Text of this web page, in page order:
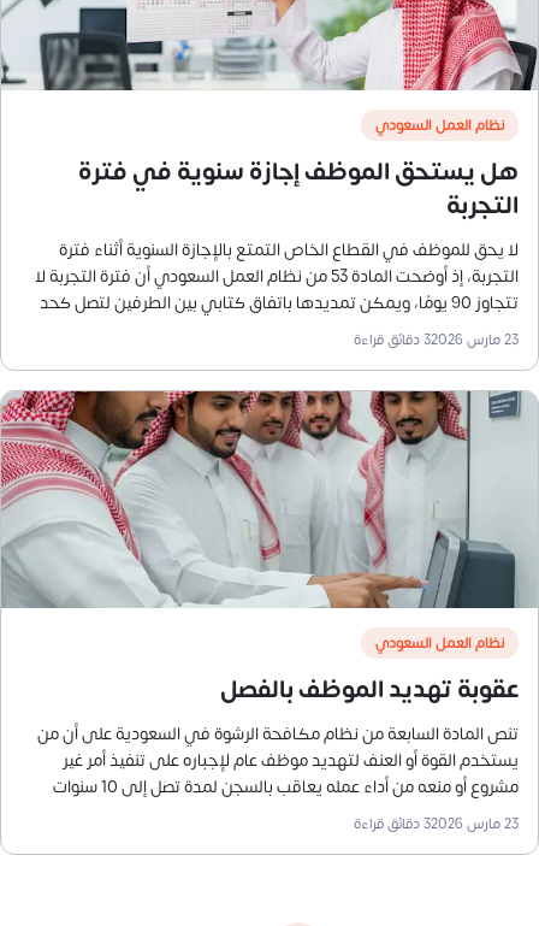
نظام العمل السعودي
هل يستحق الموظف إجازة سنوية في فترة
التجربة
لا يحق للموظف في القطاع الخاص التمتع بالإجازة السنوية أثناء فترة
التجربة، إذ أوضحت المادة 53 من نظام العمل السعودي أن فترة التجربة لا
تتجاوز 90 يومًا، ويمكن تمديدها باتفاق كتابي بين الطرفين لتصل كحد
أقصى إلى 180 يومًا.
23 مارس 2026 3دقائق قراءة
نظام العمل السعودي
عقوبة تهديد الموظف بالفصل
تنص المادة السابعة من نظام مكافحة الرشوة في السعودية على أن من
يستخدم القوة أو العنف لتهديد موظف عام لإجباره على تنفيذ أمر غير
مشروع أو منعه من أداء عمله يعاقب بالسجن لمدة تصل إلى 10 سنوات
وغرامة تصل إلى مليون ريال. أما في القطاع الخاص، فلا توجد عقوبة
مباشرة لتهديد الموظف بالفصل في نظام العمل السعودي
23 مارس 2026 3دقائق قراءة